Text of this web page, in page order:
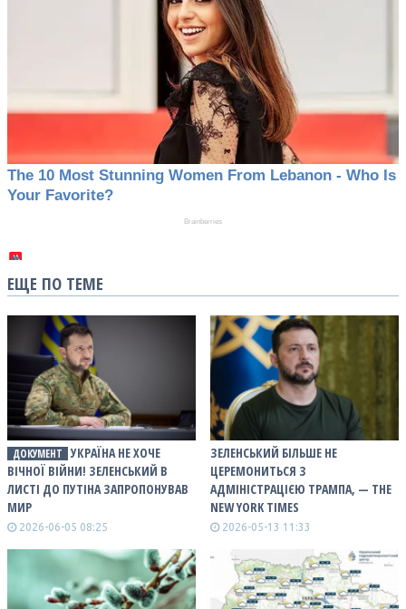
ЕЩЕ ПО ТЕМЕ
ДОКУМЕНТ
УКРАЇНА НЕ ХОЧЕ
ВІЧНОЇ ВІЙНИ! ЗЕЛЕНСЬКИЙ В
ЛИСТІ ДО ПУТІНА ЗАПРОПОНУВАВ
МИР
2026-06-05 08:25
ЗЕЛЕНСЬКИЙ БІЛЬШЕ НЕ
ЦЕРЕМОНИТЬСЯ З
АДМІНІСТРАЦІЄЮ ТРАМПА, — THE
NEW YORK TIMES
2026-05-13 11:33